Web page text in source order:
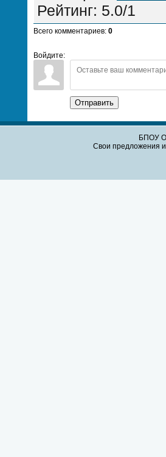
Рейтинг: 5.0/1
Всего комментариев: 0
Войдите:
Отправить
БПОУ
Свои предложения